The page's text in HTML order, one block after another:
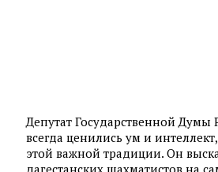
Депутат Государственной Думы
всегда ценились ум и
этой важной традиции. Он
дагестанских шахматистов на